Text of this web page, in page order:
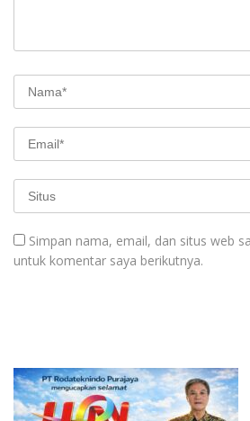
Simpan nama, email, dan situs web
untuk komentar saya berikutnya.